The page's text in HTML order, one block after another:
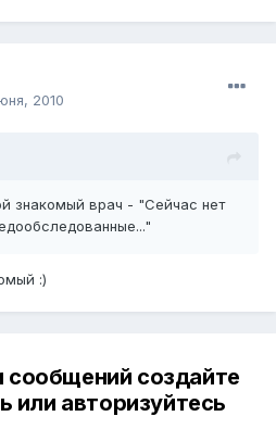
2010
знакомый врач - "Сейчас нет
:)
сообщений создайте
или авторизуйтесь